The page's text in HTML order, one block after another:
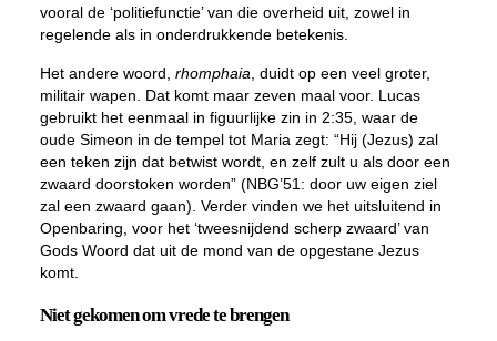
vooral de ‘politiefunctie’ van die overheid uit, zowel in
regelende als in onderdrukkende betekenis.
Het andere woord, rhomphaia , duidt op een veel groter,
militair wapen. Dat komt maar zeven maal voor. Lucas
gebruikt het eenmaal in figuurlijke zin in 2:35, waar de
oude Simeon in de tempel tot Maria zegt: “Hij (Jezus) zal
een teken zijn dat betwist wordt, en zelf zult u als door een
zwaard doorstoken worden” (NBG’51: door uw eigen ziel
zal een zwaard gaan). Verder vinden we het uitsluitend in
Openbaring, voor het ‘tweesnijdend scherp zwaard’ van
Gods Woord dat uit de mond van de opgestane Jezus
komt.
Niet gekomen om vrede te brengen